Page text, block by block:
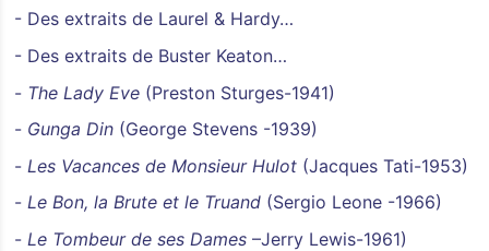
- Des extraits de Laurel & Hardy…
- Des extraits de Buster Keaton…
- The Lady Eve (Preston Sturges-1941)
- Gunga Din (George Stevens -1939)
- Les Vacances de Monsieur Hulot (Jacques Tati-1953)
-Le Bon, la Brute et le Truand (Sergio Leone -1966)
- Le Tombeur de ses Dames –Jerry Lewis-1961)